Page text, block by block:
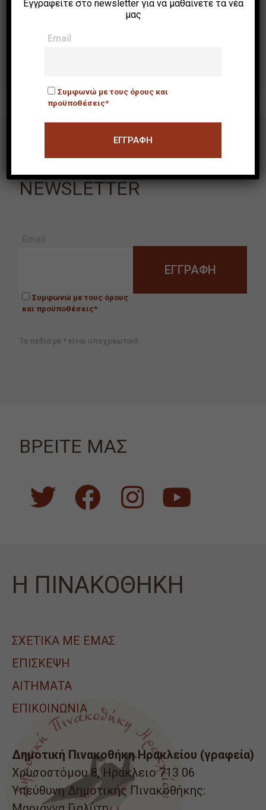
Ράκος
NEWSLETTER
Συμφωνώ με τους όρους
και προϋποθέσεις*
Τα πεδία με * είναι υποχρεωτικά
ΒΡΕΙΤΕ ΜΑΣ
Η ΠΙΝΑΚΟΘΗΚΗ
ΣΧΕΤΙΚΑ ΜΕ ΕΜΑΣ
ΕΠΙΣΚΕΨΗ
ΑΙΤΉΜΑΤΑ
ΕΠΙΚΟΙΝΩΝΙΑ
Δημοτική Πινακοθήκη Ηρακλείου (γραφεία)
Χρυσοστόμου 8, Ηράκλειο 713 06
Υπεύθυνη Δημοτικής Πινακοθήκης:
Εγγραφείτε στο newsletter για να μαθαίνετε τα νέα
μας
Email
Συμφωνώ με τους όρους και
προϋποθέσεις*